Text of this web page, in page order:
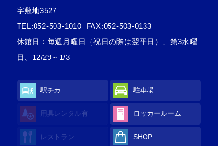
字敷地3527
TEL:052-503-1010
FAX:052-503-0133
休館日：毎週月曜日（祝日の際は翌平日）、第3水曜
日、12/29～1/3
駅チカ 駐車場
用具レンタル有 ロッカールーム
レストラン SHOP